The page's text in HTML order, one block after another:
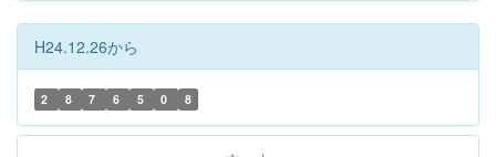
H24.12.26から
2 8 7 6 5 0 8